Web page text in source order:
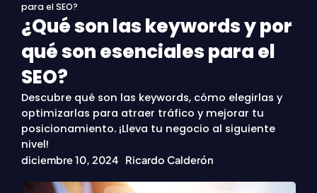
para el SEO?
¿Qué son las keywords y por
qué son esenciales para el
SEO?
Descubre qué son las keywords, cómo elegirlas y
optimizarlas para atraer tráfico y mejorar tu
posicionamiento. ¡Lleva tu negocio al siguiente
nivel!
diciembre 10, 2024 Ricardo Calderón